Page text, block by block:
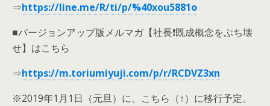
⇒https://line.me/R/ti/p/%40xou5881o
■バージョンアップ版メルマガ【社長❗既成概念をぶち壊
せ】はこちら
⇒https://m.toriumiyuji.com/p/r/RCDVZ3xn
※2019年1月1日（元旦）に、こちら（↑）に移行予定。